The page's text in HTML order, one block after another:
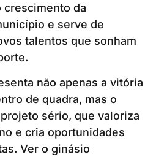
crescimento da
e serve de
talentos que sonham
não apenas a vitória
de quadra, mas o
sério, que valoriza
e cria oportunidades
Ver o ginásio